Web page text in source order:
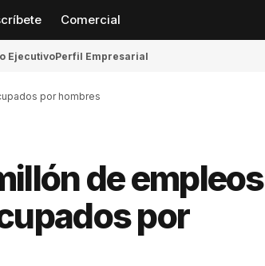
Comercial
EjecutivoPerfil Empresarial
por hombres
de empleos
por